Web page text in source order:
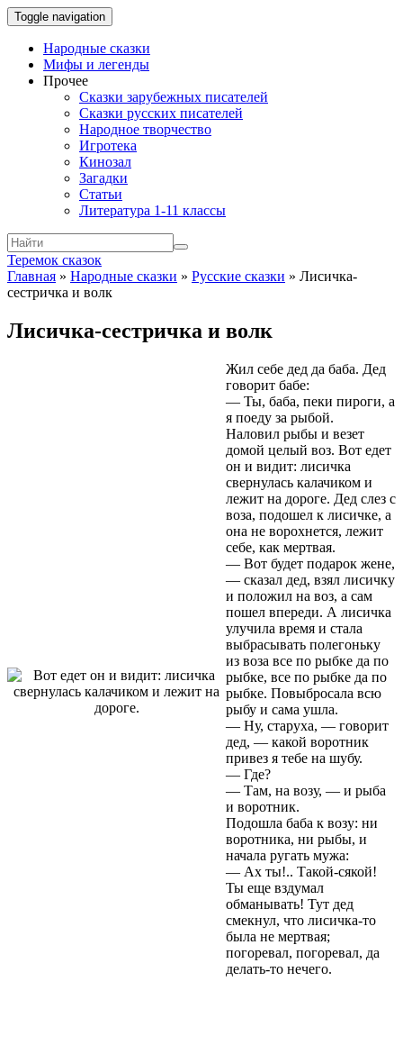
Toggle navigation
Народные сказки
Мифы и легенды
Прочее
Сказки зарубежных писателей
Сказки русских писателей
Народное творчество
Игротека
Кинозал
Загадки
Статьи
Литература 1-11 классы
Теремок сказок
Главная » Народные сказки » Русские сказки » Лисичка-
сестричка и волк
Лисичка-сестричка и волк
Жил себе дед да баба. Дед
говорит бабе:
— Ты, баба, пеки пироги, а
я поеду за рыбой.
Наловил рыбы и везет
домой целый воз. Вот едет
он и видит: лисичка
свернулась калачиком и
лежит на дороге. Дед слез с
воза, подошел к лисичке, а
она не ворохнется, лежит
себе, как мертвая.
— Вот будет подарок жене,
— сказал дед, взял лисичку
и положил на воз, а сам
пошел впереди. А лисичка
улучила время и стала
выбрасывать полегоньку
из воза все по рыбке да по
рыбке, все по рыбке да по
рыбке. Повыбросала всю
рыбу и сама ушла.
— Ну, старуха, — говорит
дед, — какой воротник
привез я тебе на шубу.
— Где?
— Там, на возу, — и рыба
и воротник.
Подошла баба к возу: ни
воротника, ни рыбы, и
начала ругать мужа:
— Ах ты!.. Такой-сякой!
Ты еще вздумал
обманывать! Тут дед
смекнул, что лисичка-то
была не мертвая;
погоревал, погоревал, да
делать-то нечего.